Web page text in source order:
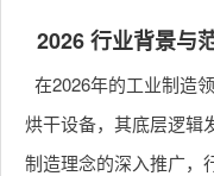
2026 行业背景与
在2026年的工业制造
烘干设备，其底层逻辑
制造理念的深入推广，